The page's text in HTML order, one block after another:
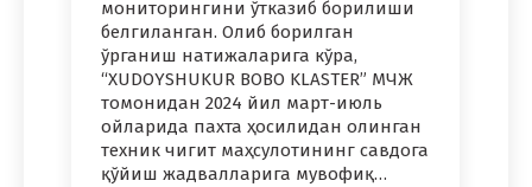
мониторингини ўтказиб борилиши
белгиланган. Олиб борилган
ўрганиш натижаларига кўра,
“XUDOYSHUKUR BOBO KLASTER” МЧЖ
томонидан 2024 йил март-июль
ойларида пахта ҳосилидан олинган
техник чигит маҳсулотининг савдога
қўйиш жадвалларига мувофиқ…